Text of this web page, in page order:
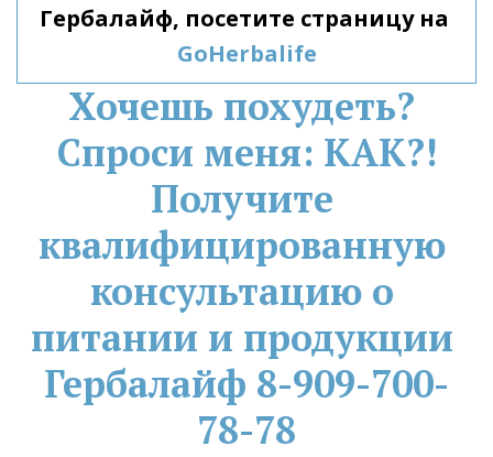
GoHerbalife
Хочешь похудеть?
Спроси меня: КАК?!
Получите
квалифицированную
консультацию о
питании и продукции
Гербалайф 8-909-700-
78-78